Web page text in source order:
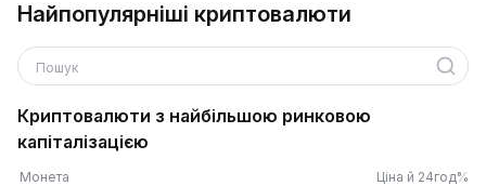
Найпопулярніші криптовалюти
Пошук
Криптовалюти з найбільшою ринковою
капіталізацією
Монета Ціна й 24год%